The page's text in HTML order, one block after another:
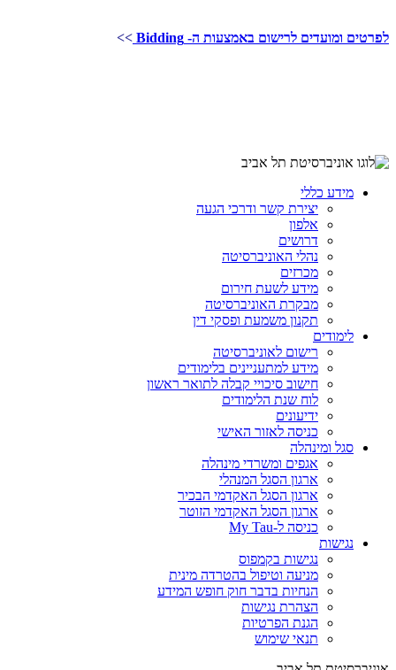
לפרטים ומועדים לרישום באמצעות ה- Bidding >>
מידע כללי
יצירת קשר ודרכי הגעה
אלפון
דרושים
נהלי האוניברסיטה
מכרזים
מידע לשעת חירום
מבקרת האוניברסיטה
תקנון משמעת ופסקי דין
לימודים
רישום לאוניברסיטה
מידע למתעניינים בלימודים
חישוב סיכויי קבלה לתואר ראשון
לוח שנת הלימודים
ידיעונים
כניסה לאזור האישי
סגל ומינהלה
אגפים ומשרדי מינהלה
ארגון הסגל המנהלי
ארגון הסגל האקדמי הבכיר
ארגון הסגל האקדמי הזוטר
כניסה ל-My Tau
נגישות
נגישות בקמפוס
מניעה וטיפול בהטרדה מינית
הנחיות בדבר חוק חופש המידע
הצהרת נגישות
הגנת הפרטיות
תנאי שימוש